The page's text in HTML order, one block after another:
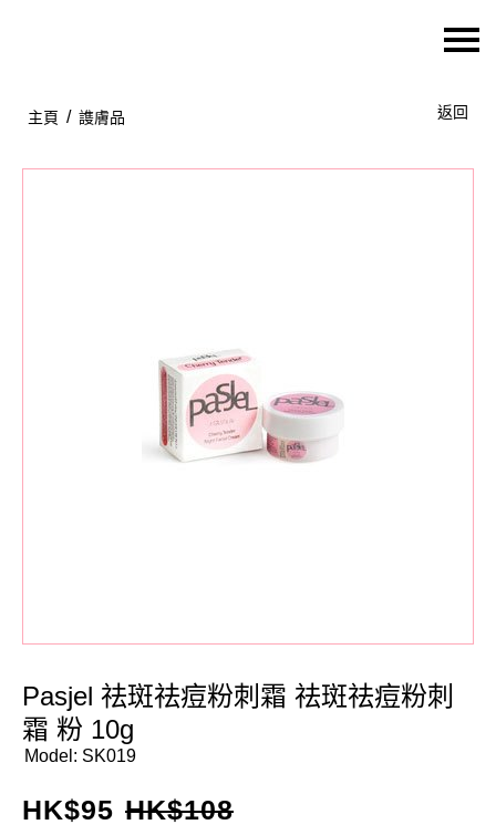
關於我們
主頁 / 謢膚品 返回
Pasjel 祛斑祛痘粉刺霜 祛斑祛痘粉刺
霜 粉 10g
Model: SK019
HK$95 HK$108